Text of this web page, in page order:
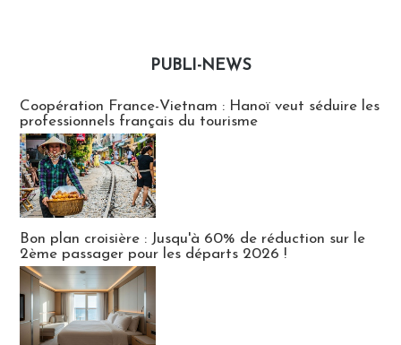
PUBLI-NEWS
Coopération France-Vietnam : Hanoï veut séduire les
professionnels français du tourisme
Bon plan croisière : Jusqu'à 60% de réduction sur le
2ème passager pour les départs 2026 !